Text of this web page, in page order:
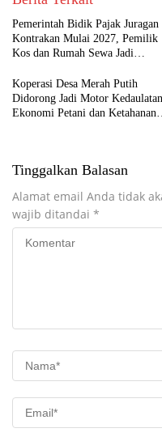
Pemerintah Bidik Pajak Juragan
Kontrakan Mulai 2027, Pemilik
Kos dan Rumah Sewa Jadi
Koperasi Desa Merah Putih
Didorong Jadi Motor Kedaulatan
Ekonomi Petani dan Ketahanan
Tinggalkan Balasan
Alamat email Anda tidak
wajib ditandai *